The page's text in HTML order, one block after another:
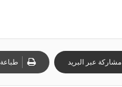
مشاركة عبر البريد طباعة